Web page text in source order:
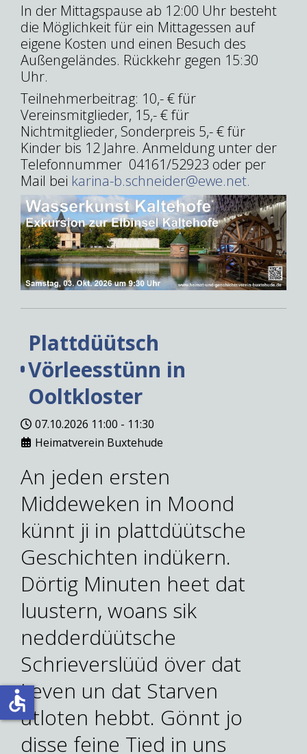
In der Mittagspause ab 12:00 Uhr besteht
die Möglichkeit für ein Mittagessen auf
eigene Kosten und einen Besuch des
Außengeländes. Rückkehr gegen 15:30
Uhr.
Teilnehmerbeitrag: 10,- € für
Vereinsmitglieder, 15,- € für
Nichtmitglieder, Sonderpreis 5,- € für
Kinder bis 12 Jahre. Anmeldung unter der
Telefonnummer 04161/52923 oder per
Mail bei karina-b.schneider@ewe.net.
Plattdüütsch
Vörleesstünn in
Ooltkloster
07.10.2026 11:00 - 11:30
Heimatverein Buxtehude
An jeden ersten
Middeweken in Moond
künnt ji in plattdüütsche
Geschichten indükern.
Dörtig Minuten heet dat
luustern, woans sik
nedderdüütsche
Schrieverslüüd över dat
Leven un dat Starven
utloten hebbt. Gönnt jo
disse feine Tied in uns
accessible